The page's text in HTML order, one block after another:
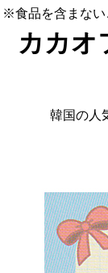
※食品を含まない
カカ
韓国の人